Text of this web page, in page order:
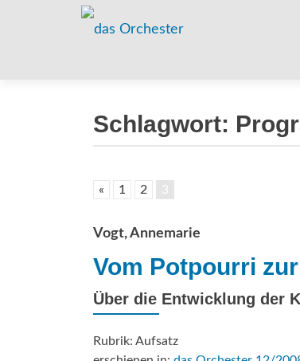
Schlagwort:
« 1 2 3
Vogt, Annemarie
Vom Potpourri
Über die Entwicklung der
Rubrik: Aufsatz